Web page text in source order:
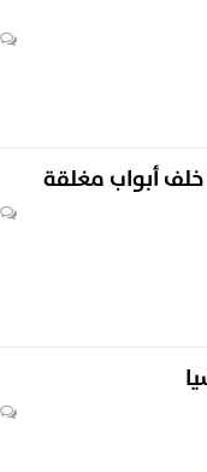
خلف أبواب مغلقة